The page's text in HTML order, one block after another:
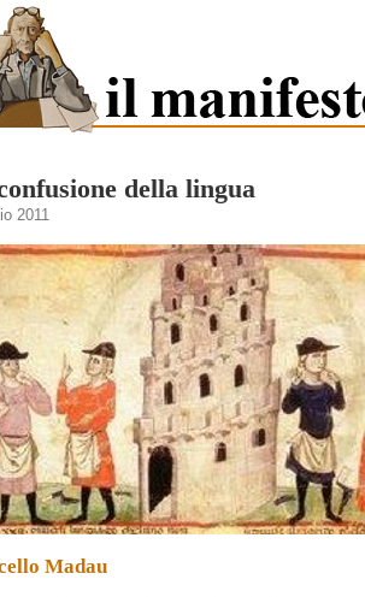
della lingua
2011
Madau